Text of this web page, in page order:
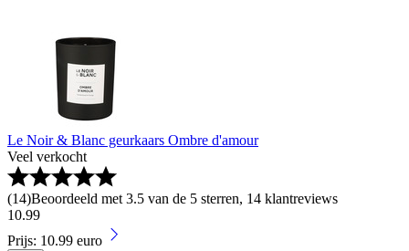
Le Noir & Blanc geurkaars Ombre d'amour
Veel verkocht
(14)Beoordeeld met 3.5 van de 5 sterren, 14 klantreviews
10.99
Prijs: 10.99 euro